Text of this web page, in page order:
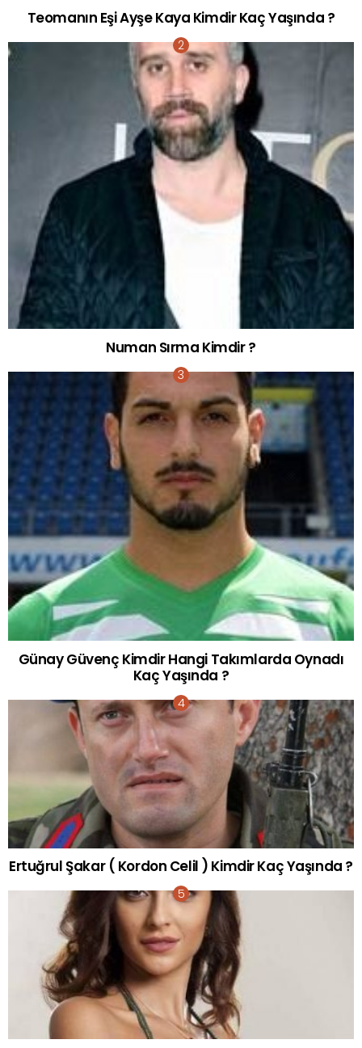
Teomanın Eşi Ayşe Kaya Kimdir Kaç Yaşında ?
Numan Sırma Kimdir ?
Günay Güvenç Kimdir Hangi Takımlarda Oynadı
Kaç Yaşında ?
Ertuğrul Şakar ( Kordon Celil ) Kimdir Kaç Yaşında ?